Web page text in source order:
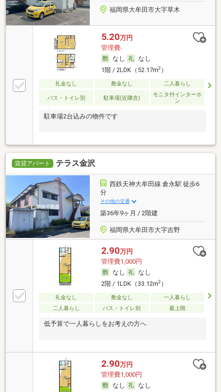
福岡県大牟田市大字草木
5.20万円
管理費-
なし
なし
1階 / 2LDK（52.17m2）
礼金なし 敷金なし 二人暮らし
バス・トイレ別 駐車場(近隣含)
モニタ付インターホ
ン
駐車場2台込みの物件です
賃貸アパート テラス金沢
西鉄天神大牟田線 倉永駅 徒歩6
分
その他の交通
築36年9ヶ月 / 2階建
福岡県大牟田市大字吉野
2.90万円
管理費1,000円
なし
なし
2階 / 1LDK（33.12m2）
礼金なし 敷金なし
一人暮らし
二人暮らし
バス・トイレ別 最上階
低予算で一人暮らしをお考えの方へ
2.90万円
管理費1,000円
なし
なし